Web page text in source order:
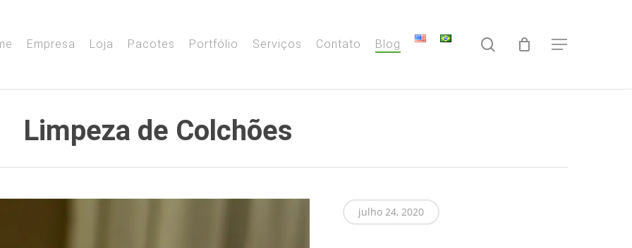
Empresa Loja Pacotes Portfólio Serviços Contato Blog search Menu
Limpeza de Colchões
julho 24, 2020